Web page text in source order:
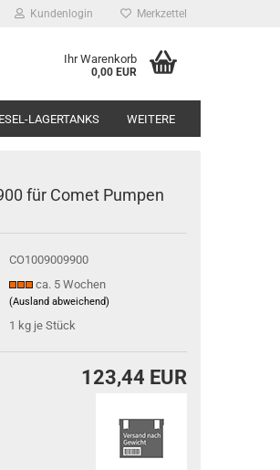
Kundenlogin Merkzettel
Ihr Warenkorb
0,00 EUR
LAGERTANKS WEITERE
für Comet Pumpen
CO1009009900
ca. 5 Wochen
(Ausland abweichend)
1 kg je Stück
123,44 EUR